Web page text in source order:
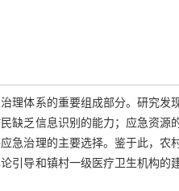
理体系的重要组成部分。研究发
缺乏信息识别的能力；应急资源
急治理的主要选择。鉴于此，农
引导和镇村一级医疗卫生机构的